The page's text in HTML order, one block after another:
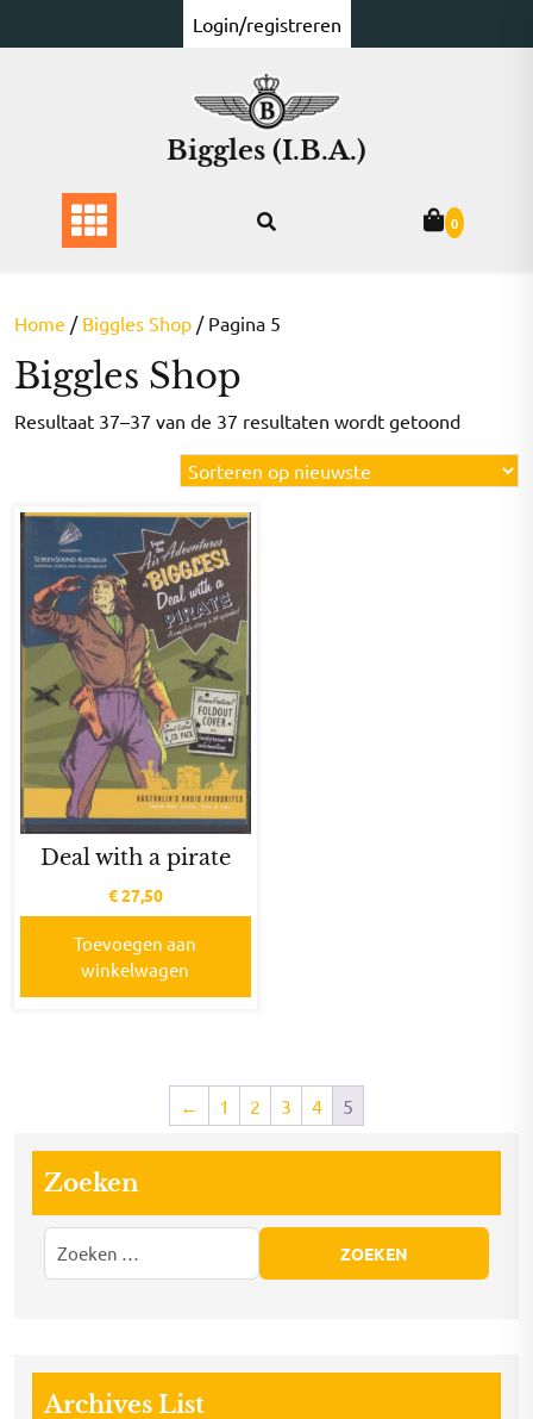
naar
Login/registreren
Biggles (I.B.A.)
0
Home / Biggles Shop / Pagina 5
Biggles Shop
Resultaat 37–37 van de 37 resultaten wordt getoond
op
Deal with a pirate
€27,50
Toevoegen aan
winkelwagen
← 1 2 3 4 5
Zoeken
Archives List